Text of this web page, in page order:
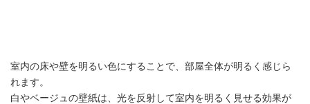
室内の床や壁を明るい色にすることで、部屋全体が明るく感じら
れます。
白やベージュの壁紙は、光を反射して室内を明るく見せる効果が